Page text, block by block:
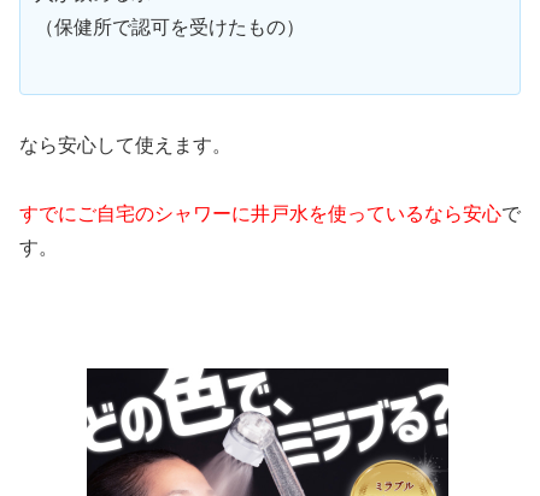
（保健所で認可を受けたもの）
なら安心して使えます。
すでにご自宅のシャワーに井戸水を使っているなら安心で
す。